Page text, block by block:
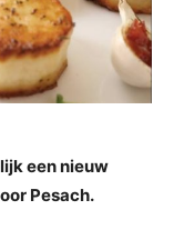
een nieuw
Pesach.